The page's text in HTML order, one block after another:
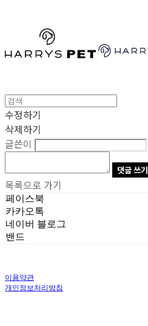
수정하기
삭제하기
글쓴이
댓글 쓰기
목록으로 가기
페이스북
카카오톡
네이버 블로그
밴드
이용약관
개인정보처리방침